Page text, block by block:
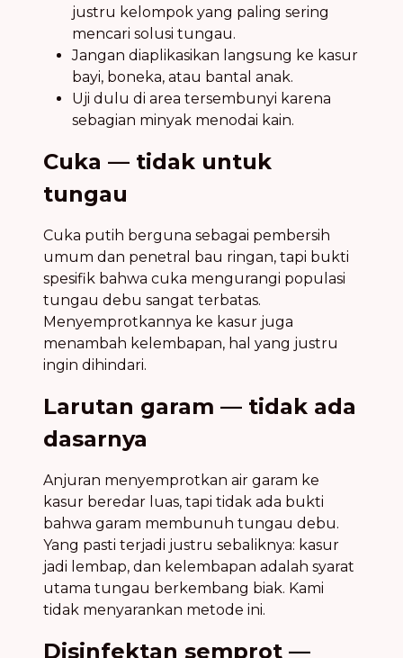
justru kelompok yang paling sering
mencari solusi tungau.
Jangan diaplikasikan langsung ke kasur
bayi, boneka, atau bantal anak.
Uji dulu di area tersembunyi karena
sebagian minyak menodai kain.
Cuka — tidak untuk
tungau
Cuka putih berguna sebagai pembersih
umum dan penetral bau ringan, tapi bukti
spesifik bahwa cuka mengurangi populasi
tungau debu sangat terbatas.
Menyemprotkannya ke kasur juga
menambah kelembapan, hal yang justru
ingin dihindari.
Larutan garam — tidak ada
dasarnya
Anjuran menyemprotkan air garam ke
kasur beredar luas, tapi tidak ada bukti
bahwa garam membunuh tungau debu.
Yang pasti terjadi justru sebaliknya: kasur
jadi lembap, dan kelembapan adalah syarat
utama tungau berkembang biak. Kami
tidak menyarankan metode ini.
Disinfektan semprot —